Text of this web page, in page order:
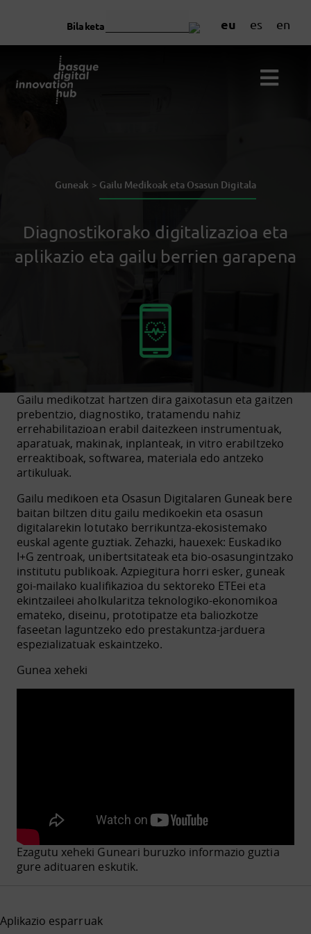
eu es en
Bilaketa
Guneak > Gailu Medikoak eta Osasun Digitala
Diagnostikorako digitalizazioa eta
aplikazio eta gailu berrien garapena
Gailu medikotzat hartzen dira gaixotasun eta gaitzen
prebentzio, diagnostiko, tratamendu nahiz
errehabilitazioan erabil daitezkeen instrumentuak,
aparatuak, makinak, inplanteak, in vitro erabiltzeko
erreaktiboak, softwarea, materiala edo antzeko
artikuluak.
Gailu medikoen eta Osasun Digitalaren Guneak bere
baitan biltzen ditu gailu medikoekin eta osasun
digitalarekin lotutako berrikuntza-ekosistemako
euskal agente guztiak. Zehazki, hauexek: Euskadiko
I+G zentroak, unibertsitateak eta bio-osasungintzako
institutu publikoak. Azpiegitura horri esker, guneak
goi-mailako kualifikazioa du sektoreko ETEei eta
ekintzaileei aholkularitza teknologiko-ekonomikoa
emateko, diseinu, prototipatze eta baliozkotze
faseetan laguntzeko edo prestakuntza-jarduera
espezializatuak eskaintzeko.
Gunea xeheki
Ezagutu xeheki Guneari buruzko informazio guztia
gure adituaren eskutik.
Aplikazio esparruak